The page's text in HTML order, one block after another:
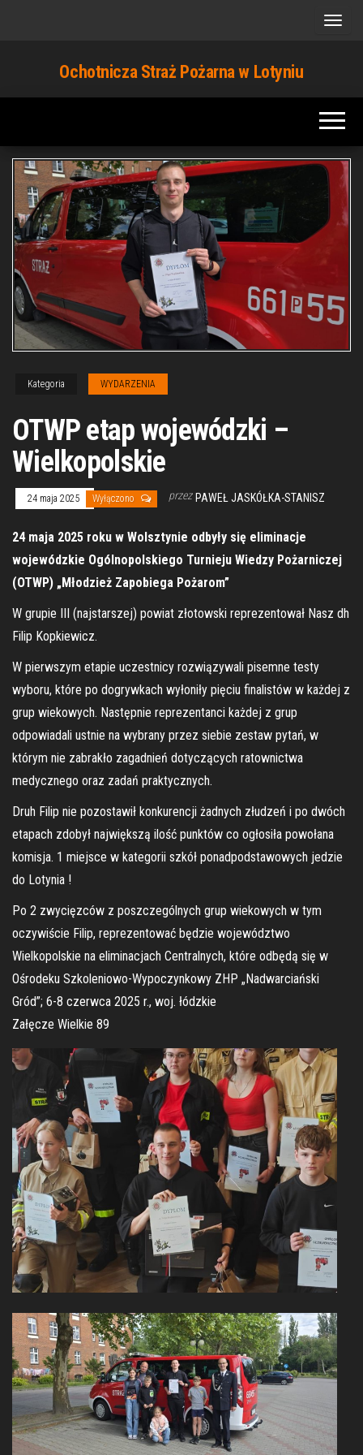
Ochotnicza Straż Pożarna w Lotyniu
Kategoria WYDARZENIA
OTWP etap wojewódzki –
Wielkopolskie
24 maja 2025 Wyłączono przez PAWEŁ JASKÓŁKA-STANISZ
24 maja 2025 roku w Wolsztynie odbyły się eliminacje
wojewódzkie Ogólnopolskiego Turnieju Wiedzy Pożarniczej
(OTWP) „Młodzież Zapobiega Pożarom”
W grupie III (najstarszej) powiat złotowski reprezentował Nasz dh
Filip Kopkiewicz.
W pierwszym etapie uczestnicy rozwiązywali pisemne testy
wyboru, które po dogrywkach wyłoniły pięciu finalistów w każdej z
grup wiekowych. Następnie reprezentanci każdej z grup
odpowiadali ustnie na wybrany przez siebie zestaw pytań, w
którym nie zabrakło zagadnień dotyczących ratownictwa
medycznego oraz zadań praktycznych.
Druh Filip nie pozostawił konkurencji żadnych złudzeń i po dwóch
etapach zdobył największą ilość punktów co ogłosiła powołana
komisja. 1 miejsce w kategorii szkół ponadpodstawowych jedzie
do Lotynia !
Po 2 zwycięzców z poszczególnych grup wiekowych w tym
oczywiście Filip, reprezentować będzie województwo
Wielkopolskie na eliminacjach Centralnych, które odbędą się w
Ośrodeku Szkoleniowo-Wypoczynkowy ZHP „Nadwarciański
Gród”; 6-8 czerwca 2025 r., woj. łódzkie
Załęcze Wielkie 89